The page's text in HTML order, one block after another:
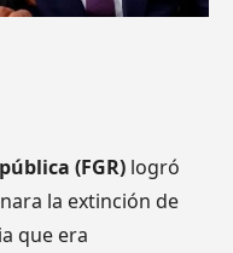
(FGR) logró
la extinción de
que era